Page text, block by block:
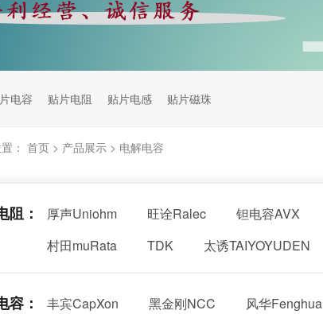
电容 贴片电阻 贴片电感 贴片磁珠
： 首页 > 产品展示 > 电解电容
阻： 厚声Uniohm 旺诠Ralec 钽电容AVX
村田muRata
TDK 太诱TAIYOYUDEN
容： 丰宾CapXon 黑金刚NCC 风华Fenghua